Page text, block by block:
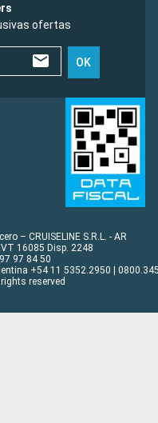
ofertas
OK
– CRUISELINE S.R.L. - AR
16085 Disp. 2248
97 84 50
+54 11 5352.2950 |
reserved